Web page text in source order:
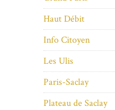
Haut Débit
Info Citoyen
Les Ulis
Paris-Saclay
Plateau de Saclay